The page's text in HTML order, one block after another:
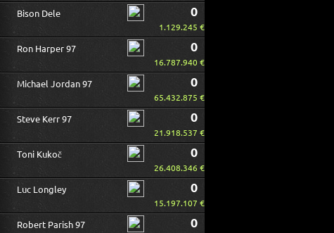
Bison Dele 0
1.129.245 €
Ron Harper 97 0
16.787.940 €
Michael Jordan 97 0
65.432.875 €
Steve Kerr 97 0
21.918.537 €
Toni Kukoč 0
26.408.346 €
Luc Longley 0
15.197.107 €
Robert Parish 97 0